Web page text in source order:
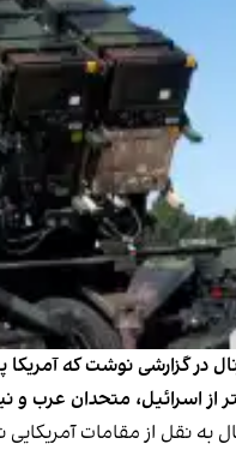
در گزارشی نوشت که
از اسرائیل، متحدان عرب و
به نقل از مقامات